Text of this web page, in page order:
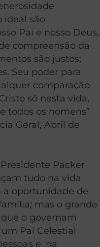
ideal são
Pai e nosso Deus,
compreensão da
são justos;
Seu poder para
comparação
só nesta vida,
todos os homens”
Geral, Abril de
Packer
tudo na vida
a oportunidade de
mas o grande
o governam
Pai Celestial
e, na